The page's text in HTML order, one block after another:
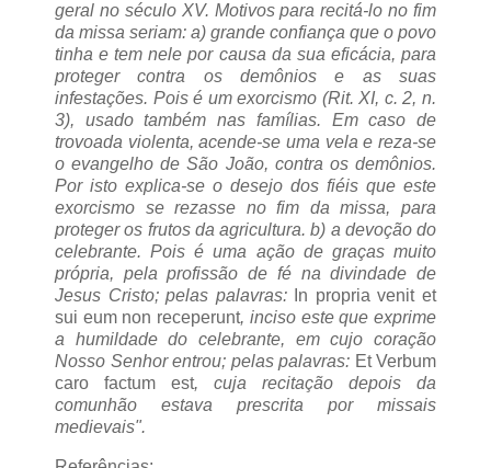
geral no século XV. Motivos para recitá-lo no fim
da missa seriam: a) grande confiança que o povo
tinha e tem nele por causa da sua eficácia, para
proteger contra os demônios e as suas
infestações. Pois é um exorcismo (Rit. XI, c. 2, n.
3), usado também nas famílias. Em caso de
trovoada violenta, acende-se uma vela e reza-se
o evangelho de São João, contra os demônios.
Por isto explica-se o desejo dos fiéis que este
exorcismo se rezasse no fim da missa, para
proteger os frutos da agricultura. b) a devoção do
celebrante. Pois é uma ação de graças muito
própria, pela profissão de fé na divindade de
Jesus Cristo; pelas palavras:
In propria venit et
sui eum non receperunt, inciso este que exprime
a humildade do celebrante, em cujo coração
Nosso Senhor entrou; pelas palavras: Et Verbum
caro factum est, cuja recitação depois da
comunhão estava prescrita por missais
medievais".